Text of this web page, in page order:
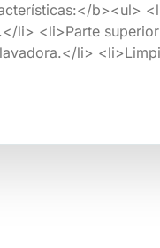
b><ul>
li> <li>Parte
li>